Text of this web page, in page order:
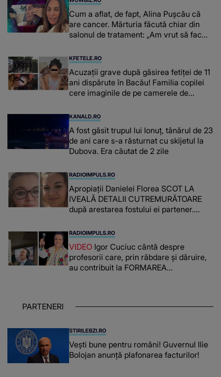
Cum a aflat, de fapt, Alina Pușcău că
are cancer. Mărturia făcută chiar din
salonul de tratament: „Am vrut să fac
înțepe sânul”
KFETELE.RO
Acuzații grave după găsirea fetiței de 11
ani dispărute în Bacău! Familia copilei
cere imaginile de pe camerele de
mea...”
KANALD.RO
A fost găsit trupul lui Ionuț, tânărul de 23
de ani care s-a răsturnat cu skijetul la
Dubova. Era căutat de 2 zile
RADIOIMPULS.RO
Apropiații Danielei Florea SCOT LA
IVEALĂ DETALII CUTREMURĂTOARE
după arestarea fostului ei partener.
românca ucisă în Italia și ascunsă în
lada unui pat: " Îmi pare rău că nu am
reușit să fac mai mult pentru ea și..."
RADIOIMPULS.RO
VIDEO Igor Cuciuc cântă despre
profesorii care, prin răbdare și dăruire,
au contribuit la FORMAREA
chiar și după trecerea anilor: "De
PARTENERI
STIRILEBZI.RO
Vești bune pentru români! Guvernul Ilie
Bolojan anunță plafonarea facturilor!